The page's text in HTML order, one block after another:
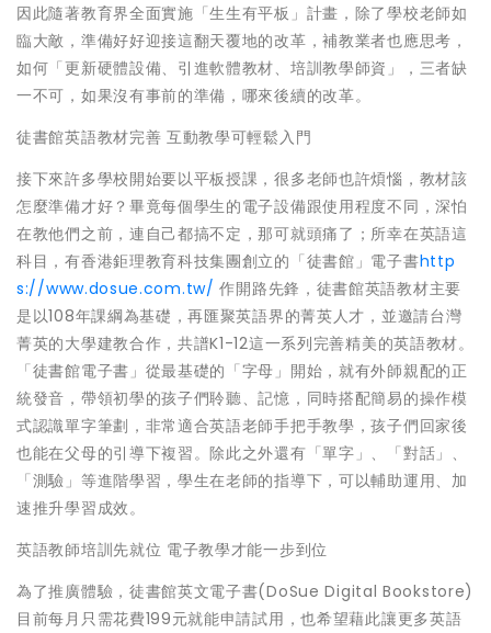
因此隨著教育界全面實施「生生有平板」計畫，除了學校老師如
臨大敵，準備好好迎接這翻天覆地的改革，補教業者也應思考，
如何「更新硬體設備、引進軟體教材、培訓教學師資」，三者缺
一不可，如果沒有事前的準備，哪來後續的改革。
徒書館英語教材完善 互動教學可輕鬆入門
接下來許多學校開始要以平板授課，很多老師也許煩惱，教材該
怎麼準備才好？畢竟每個學生的電子設備跟使用程度不同，深怕
在教他們之前，連自己都搞不定，那可就頭痛了；所幸在英語這
科目，有香港鉅理教育科技集團創立的「徒書館」電子書http
s://www.dosue.com.tw/ 作開路先鋒，徒書館英語教材主要
是以108年課綱為基礎，再匯聚英語界的菁英人才，並邀請台灣
菁英的大學建教合作，共譜K1-12這一系列完善精美的英語教材。
「徒書館電子書」從最基礎的「字母」開始，就有外師親配的正
統發音，帶領初學的孩子們聆聽、記憶，同時搭配簡易的操作模
式認識單字筆劃，非常適合英語老師手把手教學，孩子們回家後
也能在父母的引導下複習。除此之外還有「單字」、「對話」、
「測驗」等進階學習，學生在老師的指導下，可以輔助運用、加
速推升學習成效。
英語教師培訓先就位 電子教學才能一步到位
為了推廣體驗，徒書館英文電子書(DoSue Digital Bookstore)
目前每月只需花費199元就能申請試用，也希望藉此讓更多英語